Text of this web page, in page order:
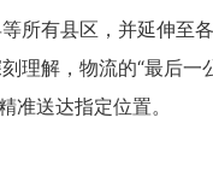
所有县区，并延伸至
理解，物流的“最后一
准送达指定位置。